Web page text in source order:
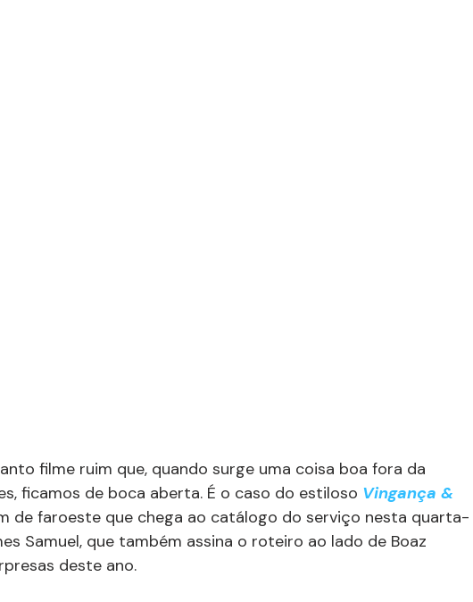
filme ruim que, quando surge uma coisa boa fora da
ficamos de boca aberta. É o caso do estiloso Vingança &
de faroeste que chega ao catálogo do serviço nesta quarta-
Samuel, que também assina o roteiro ao lado de Boaz
deste ano.